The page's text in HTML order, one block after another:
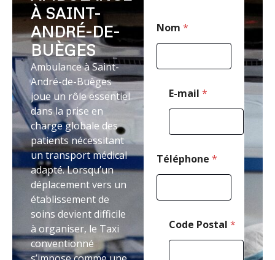
À SAINT-
ANDRÉ-DE-
BUÈGES
Ambulance à Saint-
André-de-Buèges
joue un rôle essentiel
dans la prise en
charge globale des
patients nécessitant
un transport médical
adapté. Lorsqu’un
déplacement vers un
établissement de
soins devient difficile
à organiser, le Taxi
conventionné
Nom *
E-mail *
Téléphone *
Code Postal *
T
é
l
é
p
h
m
a
i